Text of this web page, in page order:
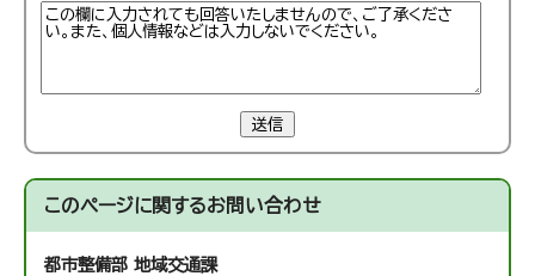
送信
このページに関するお問い合わせ
都市整備部 地域交通課